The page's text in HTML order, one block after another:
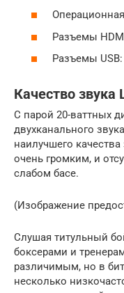
Разъемы
Разъемы
Качество звука
С парой 20-ваттных
двухканального
наилучшего
очень громким, и
слабом басе.
(Изображение
Слушая титульный
боксерами и
различимым, но в
несколько